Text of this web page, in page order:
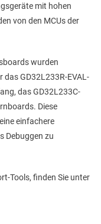
mit hohen
von den MCUs der
wurden
GD32L233R-EVAL-
das GD32L233C-
Diese
einfachere
Debuggen zu
Tools, finden Sie unter